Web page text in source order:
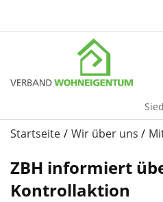
Startseite Wir über uns
ZBH informiert
Kontrollaktion